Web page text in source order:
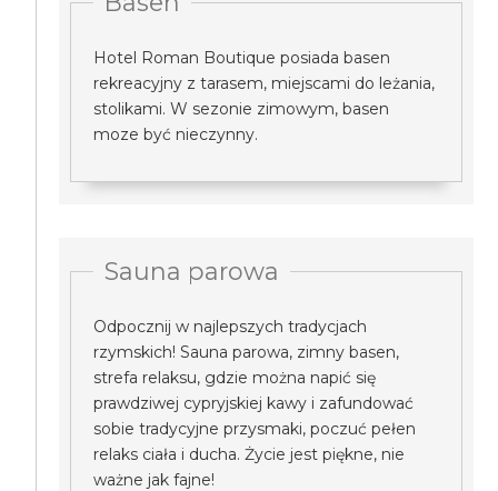
Hotel Roman Boutique posiada basen
rekreacyjny z tarasem, miejscami do leżania,
stolikami. W sezonie zimowym, basen
moze być nieczynny.
Sauna parowa
Odpocznij w najlepszych tradycjach
rzymskich! Sauna parowa, zimny basen,
strefa relaksu, gdzie można napić się
prawdziwej cypryjskiej kawy i zafundować
sobie tradycyjne przysmaki, poczuć pełen
relaks ciała i ducha. Życie jest piękne, nie
ważne jak fajne!